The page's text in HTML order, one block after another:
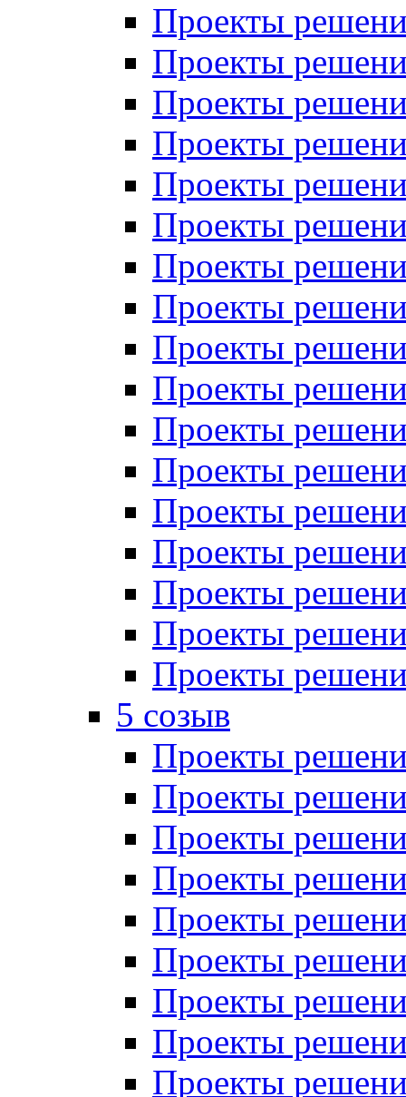
Проекты
Проекты
Проекты
Проекты
Проекты
Проекты
Проекты
Проекты
Проекты
Проекты
Проекты
Проекты
Проекты
Проекты
Проекты
Проекты
Проекты
5 созыв
Проекты
Проекты
Проекты
Проекты
Проекты
Проекты
Проекты
Проекты
Проекты